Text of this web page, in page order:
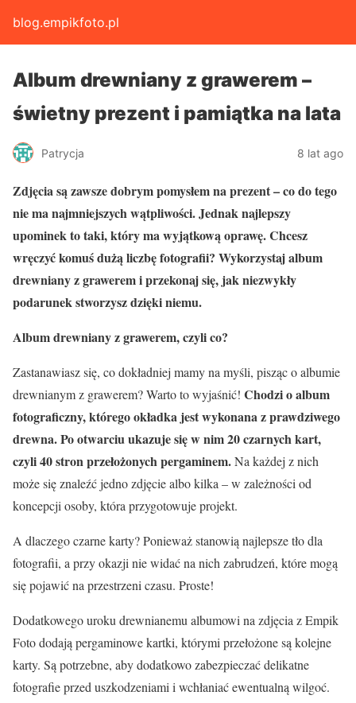
blog.empikfoto.pl
Album drewniany z grawerem –
świetny prezent i pamiątka na lata
Patrycja 8 lat ago
Zdjęcia są zawsze dobrym pomysłem na prezent – co do tego
nie ma najmniejszych wątpliwości. Jednak najlepszy
upominek to taki, który ma wyjątkową oprawę. Chcesz
wręczyć komuś dużą liczbę fotografii? Wykorzystaj album
drewniany z grawerem i przekonaj się, jak niezwykły
podarunek stworzysz dzięki niemu.
Album drewniany z grawerem, czyli co?
Zastanawiasz się, co dokładniej mamy na myśli, pisząc o albumie
drewnianym z grawerem? Warto to wyjaśnić! Chodzi o album
fotograficzny, którego okładka jest wykonana z prawdziwego
drewna. Po otwarciu ukazuje się w nim 20 czarnych kart,
czyli 40 stron przełożonych pergaminem.Na każdej z nich
może się znaleźć jedno zdjęcie albo kilka – w zależności od
koncepcji osoby, która przygotowuje projekt.
A dlaczego czarne karty? Ponieważ stanowią najlepsze tło dla
fotografii, a przy okazji nie widać na nich zabrudzeń, które mogą
się pojawić na przestrzeni czasu. Proste!
Dodatkowego uroku drewnianemu albumowi na zdjęcia z Empik
Foto dodają pergaminowe kartki, którymi przełożone są kolejne
karty. Są potrzebne, aby dodatkowo zabezpieczać delikatne
fotografie przed uszkodzeniami i wchłaniać ewentualną wilgoć.